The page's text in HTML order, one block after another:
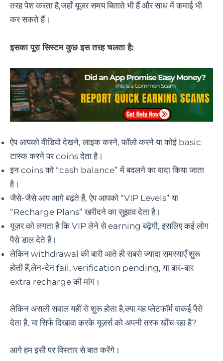
तरह पेश करता है,जहाँ यूज़र समय बिताते भी हैं और साथ में कमाई भी
कर सकते हैं।
इसका पूरा सिस्टम कुछ इस तरह चलता है:
ऐप आपको वीडियो देखने, लाइक करने, फॉलो करने या कोई basic
टास्क करने पर coins देता है।
इन coins को “cash balance” में बदलने का वादा किया जाता
है।
जैसे-जैसे आप आगे बढ़ते हैं, ऐप आपको “VIP Levels” या
“Recharge Plans” खरीदने का सुझाव देता है।
यूज़र को लगता है कि VIP लेने से earning बढ़ेगी, इसलिए कई लोग
पैसे डाल देते हैं।
लेकिन withdrawal की बारी आते ही सबसे ज्यादा समस्याएँ शुरू
होती हैं,लेन-देन fail, verification pending, या बार-बार
extra recharge की मांग।
लेकिन असली सवाल यहीं से शुरू होता है,क्या यह प्लेटफॉर्म वाकई पैसे
देता है, या सिर्फ दिखावा करके यूज़र्स को अपनी तरफ खींच रहा है?
आगे हम इसी पर विस्तार से बात करेंगे।